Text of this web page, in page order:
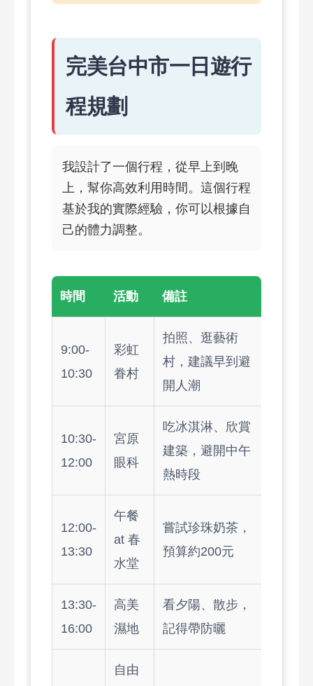
完美台中市一日遊行
程規劃
我設計了一個行程，從早上到晚
上，幫你高效利用時間。這個行程
基於我的實際經驗，你可以根據自
己的體力調整。
時間 活動 備註
9:00-
10:30
彩虹
眷村
拍照、逛藝術
村，建議早到避
開人潮
10:30-
12:00
宮原
眼科
吃冰淇淋、欣賞
建築，避開中午
熱時段
12:00-
13:30
午餐
at 春
水堂
嘗試珍珠奶茶，
預算約200元
13:30-
16:00
高美
濕地
看夕陽、散步，
記得帶防曬
自由